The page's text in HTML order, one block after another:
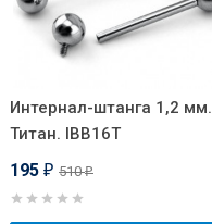
Интернал-штанга 1,2 мм.
Титан. IBB16T
195 ₽ 510₽